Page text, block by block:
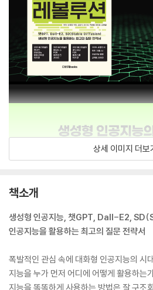
상세 이미지 더보
책소개
생성형 인공지능, 챗GPT, Dall-E2,
인공지능을 활용하는 최고의 질문 전략서
폭발적인 관심 속에 대화형 인공지능의 시
지능을 누가 먼저 어디에 어떻게 활용하는
지능을 똑똑하게 사용하는 방법은 잘 구조